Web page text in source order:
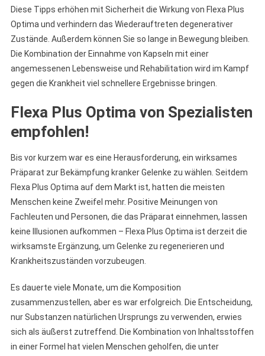
Diese Tipps erhöhen mit Sicherheit die Wirkung von Flexa Plus
Optima und verhindern das Wiederauftreten degenerativer
Zustände. Außerdem können Sie so lange in Bewegung bleiben.
Die Kombination der Einnahme von Kapseln mit einer
angemessenen Lebensweise und Rehabilitation wird im Kampf
gegen die Krankheit viel schnellere Ergebnisse bringen.
Flexa Plus Optima von Spezialisten
empfohlen!
Bis vor kurzem war es eine Herausforderung, ein wirksames
Präparat zur Bekämpfung kranker Gelenke zu wählen. Seitdem
Flexa Plus Optima auf dem Markt ist, hatten die meisten
Menschen keine Zweifel mehr. Positive Meinungen von
Fachleuten und Personen, die das Präparat einnehmen, lassen
keine Illusionen aufkommen – Flexa Plus Optima ist derzeit die
wirksamste Ergänzung, um Gelenke zu regenerieren und
Krankheitszuständen vorzubeugen.
Es dauerte viele Monate, um die Komposition
zusammenzustellen, aber es war erfolgreich. Die Entscheidung,
nur Substanzen natürlichen Ursprungs zu verwenden, erwies
sich als äußerst zutreffend. Die Kombination von Inhaltsstoffen
in einer Formel hat vielen Menschen geholfen, die unter